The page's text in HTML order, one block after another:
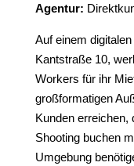
Agentur:
Auf einem
Kantstraße 10,
Workers für ihr
großformatigen
Kunden erreichen,
Shooting buchen
Umgebung